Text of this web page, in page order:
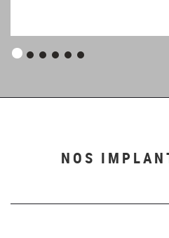
Panneau
Panneau
Panneau
Panneau
Panneau
Panneau
NOS